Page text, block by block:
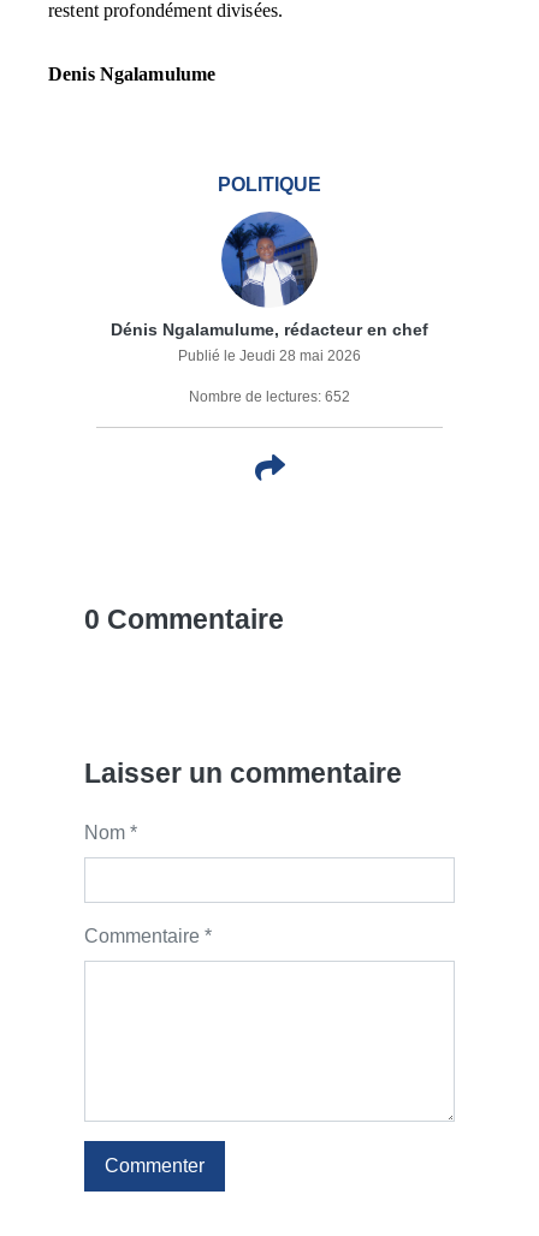
restent profondément divisées.
Denis Ngalamulume
POLITIQUE
Dénis Ngalamulume, rédacteur en chef
Publié le Jeudi 28 mai 2026
Nombre de lectures: 652
0 Commentaire
Laisser un commentaire
Nom *
Commentaire *
Commenter